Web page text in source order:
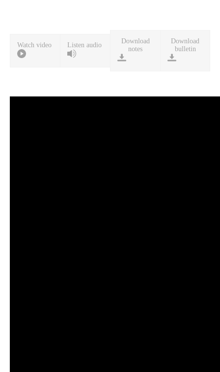
Watch video Listen audio
Download
notes
Download
bulletin